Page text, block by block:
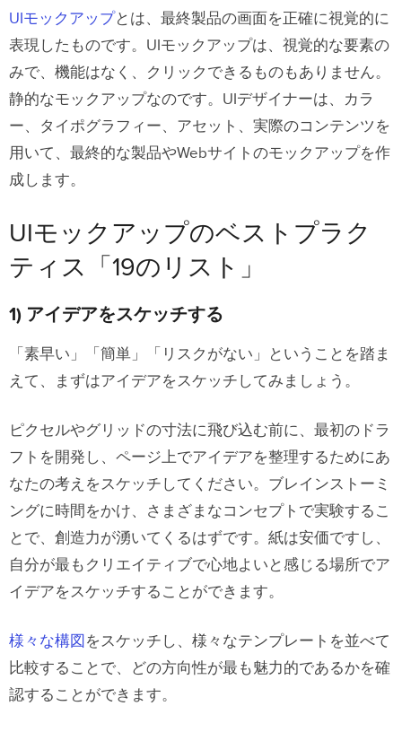
ルを使用する
4）他のビジュアルサクセスをレビューす
る
5) 不要な要素を取り除く
6) グリッドシステムの導入
8）ユーザーエクスペリエンスを向上させ
るUIパターン
10) ウェブセーフなタイポグラフィ
11) カラーツールで時間短縮
する
13) オートレイアウトを利用する
14) ファイルとレイヤーの適切なネーミン
グ
15）バージョン管理
16) ファイルや資産にアクセスできるよう
17) 実機でのプレビュー
18) テスト、テスト、そしてまたテスト
UIモックアップとは、最終製品の画面を正確に視覚的に
表現したものです。UIモックアップは、視覚的な要素の
みで、機能はなく、クリックできるものもありません。
静的なモックアップなのです。UIデザイナーは、カラ
ー、タイポグラフィー、アセット、実際のコンテンツを
用いて、最終的な製品やWebサイトのモックアップを作
成します。
UIモックアップのベストプラク
ティス「19のリスト」
1) アイデアをスケッチする
「素早い」「簡単」「リスクがない」ということを踏ま
えて、まずはアイデアをスケッチしてみましょう。
ピクセルやグリッドの寸法に飛び込む前に、最初のドラ
フトを開発し、ページ上でアイデアを整理するためにあ
なたの考えをスケッチしてください。ブレインストーミ
ングに時間をかけ、さまざまなコンセプトで実験するこ
とで、創造力が湧いてくるはずです。紙は安価ですし、
自分が最もクリエイティブで心地よいと感じる場所でア
イデアをスケッチすることができます。
様々な構図 をスケッチし、様々なテンプレートを並べて
比較することで、どの方向性が最も魅力的であるかを確
認することができます。